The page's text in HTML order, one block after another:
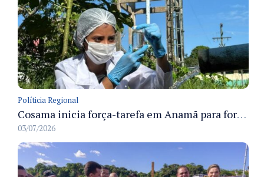
Políticia Regional
Cosama inicia força-tarefa em Anamã para fortalecer abastecimento de água e segurança hídrica da população
03/07/2026